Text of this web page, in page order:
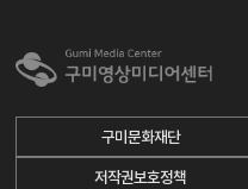
구미문화재단
저작권보호정책